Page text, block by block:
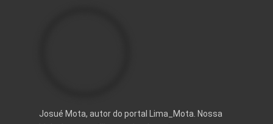
Josué Mota, autor do portal Lima_Mota. Nossa